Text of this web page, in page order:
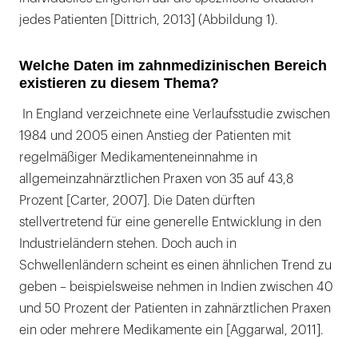
jedes Patienten [Dittrich, 2013] (Abbildung 1).
Welche Daten im zahnmedizinischen Bereich
existieren zu diesem Thema?
In England verzeichnete eine Verlaufsstudie zwischen
1984 und 2005 einen Anstieg der Patienten mit
regelmäßiger Medikamenteneinnahme in
allgemeinzahnärztlichen Praxen von 35 auf 43,8
Prozent [Carter, 2007]. Die Daten dürften
stellvertretend für eine generelle Entwicklung in den
Industrieländern stehen. Doch auch in
Schwellenländern scheint es einen ähnlichen Trend zu
geben – beispielsweise nehmen in Indien zwischen 40
und 50 Prozent der Patienten in zahnärztlichen Praxen
ein oder mehrere Medikamente ein [Aggarwal, 2011].